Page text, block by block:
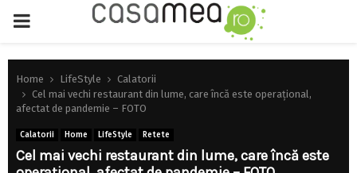
PRIMARY
MENU
Home LifeStyle
Calatorii
Cel mai vechi restaurant din lume, care încă este operațional,
afectat de pandemie – FOTO
Calatorii Home LifeStyle Retete
Cel mai vechi restaurant din lume, care încă este